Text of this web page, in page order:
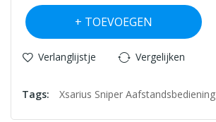
TOEVOEGEN
Verlanglijstje Vergelijken
Tags: Xsarius Sniper Aafstandsbediening